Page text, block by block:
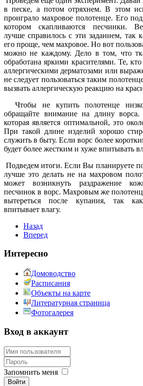
в песке, а потом отряхнем. В этом
проиграло махровое полотенце. Его
котором скапливаются песчинки.
лучше справилось с эти заданием, так
его проще, чем махровое. Но вот
можно не каждому. Дело в том, что
обработана яркими красителями. Те,
аллергическими дерматозами или
не следует пользоваться таким
вызвать аллергическую реакцию на
Чтобы не купить полотенце
обращайте внимание на длину
которая является оптимальной, это
При такой длине изделий хорошо
служить в быту. Если ворс более
будет более жестким и хуже впитывать
Подведем итоги. Если Вы планируете
лучше это делать не на махровом
может возникнуть раздражение
песчинок в ворс. Махровым же
вытереться после купания, так
впитывает влагу.
Назад
Вперед
Интересно
Домоводство
Расписания
Объекты на карте
Литературная страница
Фотогалерея
Вход в аккаунт
Запомнить меня
Войти